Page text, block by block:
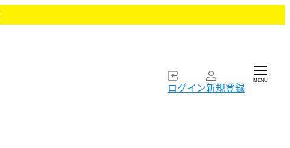
ログイン新規登録 MENU